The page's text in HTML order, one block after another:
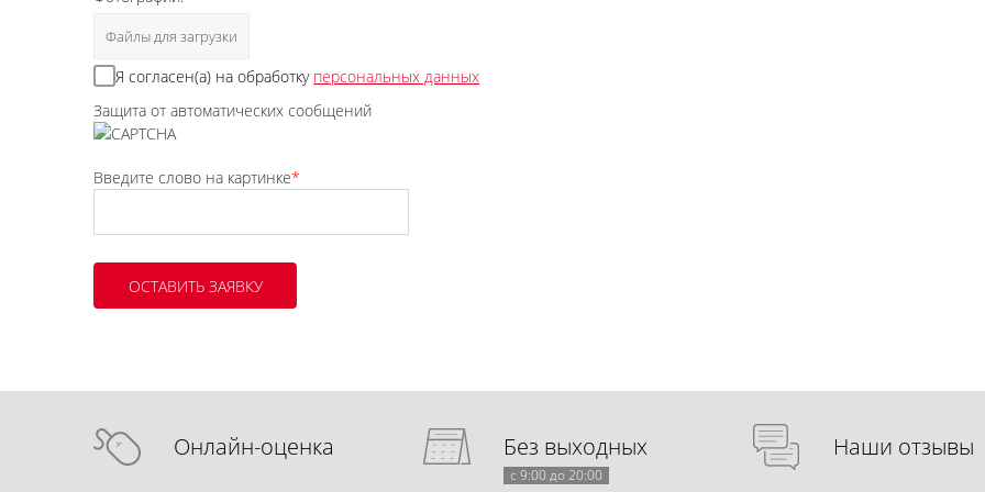
Файлы для загрузки
Я согласен(а) на обработку персональных данных
Защита от автоматических сообщений
Введите слово на картинке*
Онлайн-оценка Без выходных
с 9:00 до 20:00
Наши отзывы